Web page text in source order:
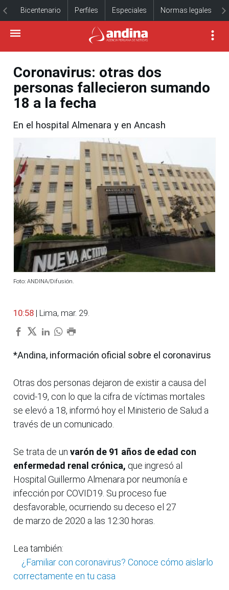
Bicentenario Perfiles Especiales Normas legales
Coronavirus: otras dos
personas fallecieron sumando
18 a la fecha
En el hospital Almenara y en Ancash
Foto: ANDINA/Difusión.
10:58 | Lima, mar. 29.
*Andina, información oficial sobre el coronavirus
Otras dos personas dejaron de existir a causa del
covid-19, con lo que la cifra de víctimas mortales
se elevó a 18, informó hoy el Ministerio de Salud a
través de un comunicado.
Se trata de un varón de 91 años de edad con
enfermedad renal crónica, que ingresó al
Hospital Guillermo Almenara por neumonía e
infección por COVID19. Su proceso fue
desfavorable, ocurriendo su deceso el 27
de marzo de 2020 a las 12:30 horas.
Lea también:
¿Familiar con coronavirus? Conoce cómo aislarlo
correctamente en tu casa